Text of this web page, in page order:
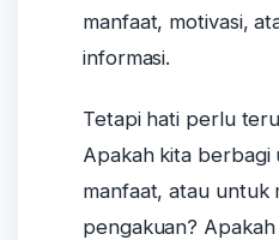
manfaat, motivasi,
informasi.
Tetapi hati perlu
Apakah kita berbagi
manfaat, atau untuk
pengakuan?